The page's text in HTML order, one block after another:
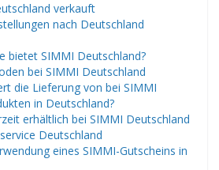
verkauft
nach Deutschland
bietet SIMMI Deutschland?
bei SIMMI Deutschland
die Lieferung von bei SIMMI
in Deutschland?
erhältlich bei SIMMI Deutschland
Deutschland
eines SIMMI-Gutscheins in